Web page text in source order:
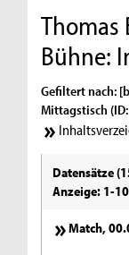
Thomas
Bühne:
Gefiltert nach:
Mittagstisch
Datensätze
Anzeige: 1-
Match,